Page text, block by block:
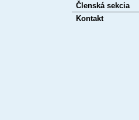
Členská sekcia
Kontakt